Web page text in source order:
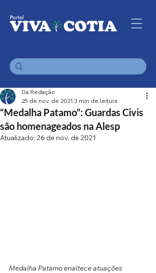
“Medalha Patamo”: Guardas Civis
são homenageados na Alesp
Da Redação
25 de nov. de 2021 3 min de leitura
Atualizado: 26 de nov. de 2021
Medalha Patamo enaltece atuações